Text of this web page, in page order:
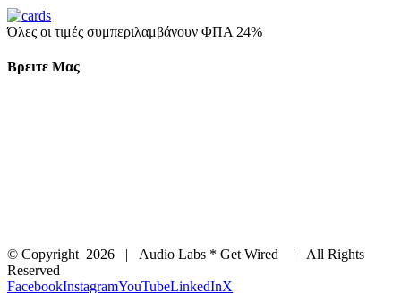
Όλες οι τιμές συμπεριλαμβάνουν ΦΠΑ 24%
Βρειτε Μας
© Copyright 2026 | Audio Labs * Get Wired | All Rights
Reserved
FacebookInstagramYouTubeLinkedInX